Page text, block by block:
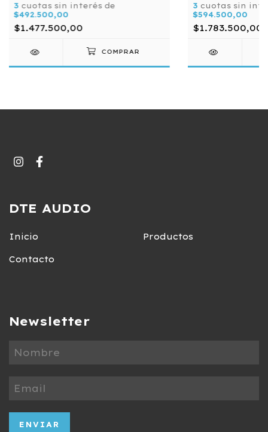
3 cuotas sin interés de
$492.500,00
$1.477.500,00
3 cuotas sin
$594.500,00
$1.783.500,00
DTE AUDIO
Inicio Productos
Contacto
Newsletter